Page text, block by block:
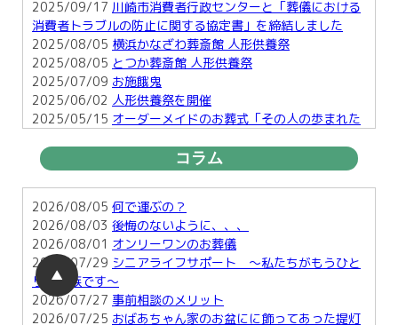
2025/09/17 川崎市消費者行政センターと「葬儀における
消費者トラブルの防止に関する協定書」を締結しました
2025/08/05 横浜かなざわ葬斎館 人形供養祭
2025/08/05 とつか葬斎館 人形供養祭
2025/07/09 お施餓鬼
2025/06/02 人形供養祭を開催
2025/05/15 オーダーメイドのお葬式「その人の歩まれた
2025/03/25
2025/01/29 横須賀で行う明るい葬儀とは
2025/01/17 お正月のお楽しみ２
コラム
2026/08/05 何で運ぶの？
2026/08/03 後悔のないように、、、
2026/08/01 オンリーワンのお葬儀
2026/07/29 シニアライフサポート ～私たちがもうひと
りの家族です～
2026/07/27 事前相談のメリット
2026/07/25 おばあちゃん家のお盆にに飾ってあった提灯
▲